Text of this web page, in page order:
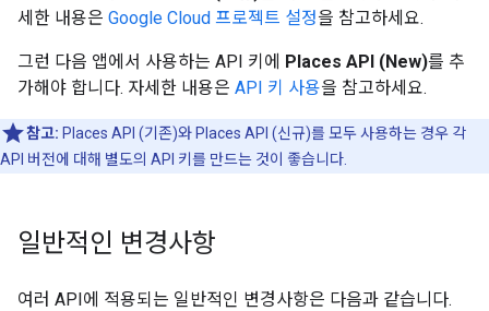
세한 내용은 Google Cloud 프로젝트 설정을 참고하세요.
그런 다음 앱에서 사용하는 API 키에 Places API (New)를 추
가해야 합니다. 자세한 내용은 API 키 사용을 참고하세요.
참고: Places API (기존)와 Places API (신규)를 모두 사용하는 경우 각
API 버전에 대해 별도의 API 키를 만드는 것이 좋습니다.
일반적인 변경사항
여러 API에 적용되는 일반적인 변경사항은 다음과 같습니다.